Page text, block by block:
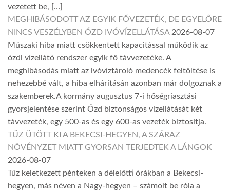
vezetett be, […]
MEGHIBÁSODOTT AZ EGYIK FŐVEZETÉK, DE EGYELŐRE
NINCS VESZÉLYBEN ÓZD IVÓVÍZELLÁTÁSA 2026-08-07
Műszaki hiba miatt csökkentett kapacitással működik az
ózdi vízellátó rendszer egyik fő távvezetéke. A
meghibásodás miatt az ivóvíztároló medencék feltöltése is
nehezebbé vált, a hiba elhárításán azonban már dolgoznak a
szakemberek.A kormány augusztus 7-i hőségriasztási
gyorsjelentése szerint Ózd biztonságos vízellátását két
távvezeték, egy 500-as és egy 600-as vezeték biztosítja.
TŰZ ÜTÖTT KI A BEKECSI-HEGYEN, A SZÁRAZ
NÖVÉNYZET MIATT GYORSAN TERJEDTEK A LÁNGOK
2026-08-07
Tűz keletkezett pénteken a délelőtti órákban a Bekecsi-
hegyen, más néven a Nagy-hegyen – számolt be róla a